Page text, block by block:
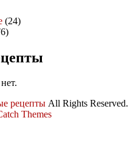
(24)
рецепты All Rights Reserved.
Themes